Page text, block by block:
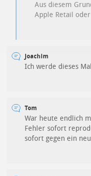
Aus diesem
Apple Retail
Joachim
Ich werde dieses
Tom
War heute endlich
Fehler sofort
sofort gegen ein